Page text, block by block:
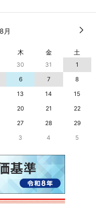
月
木 金 土
30 31
1
6 7
8
13 14
15
20 21
22
27 28
29
3 4 5